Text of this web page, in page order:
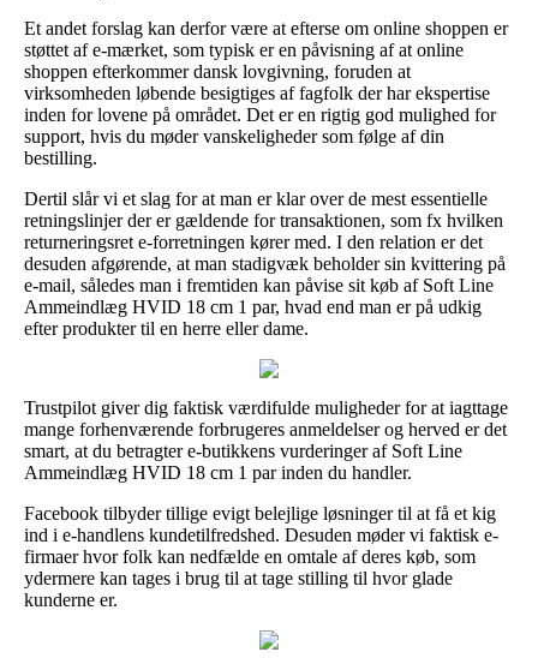
Et andet forslag kan derfor være at efterse om online shoppen er
støttet af e-mærket, som typisk er en påvisning af at online
shoppen efterkommer dansk lovgivning, foruden at
virksomheden løbende besigtiges af fagfolk der har ekspertise
inden for lovene på området. Det er en rigtig god mulighed for
support, hvis du møder vanskeligheder som følge af din
bestilling.
Dertil slår vi et slag for at man er klar over de mest essentielle
retningslinjer der er gældende for transaktionen, som fx hvilken
returneringsret e-forretningen kører med. I den relation er det
desuden afgørende, at man stadigvæk beholder sin kvittering på
e-mail, således man i fremtiden kan påvise sit køb af Soft Line
Ammeindlæg HVID 18 cm 1 par, hvad end man er på udkig
efter produkter til en herre eller dame.
Trustpilot giver dig faktisk værdifulde muligheder for at iagttage
mange forhenværende forbrugeres anmeldelser og herved er det
smart, at du betragter e-butikkens vurderinger af Soft Line
Ammeindlæg HVID 18 cm 1 par inden du handler.
Facebook tilbyder tillige evigt belejlige løsninger til at få et kig
ind i e-handlens kundetilfredshed. Desuden møder vi faktisk e-
firmaer hvor folk kan nedfælde en omtale af deres køb, som
ydermere kan tages i brug til at tage stilling til hvor glade
kunderne er.